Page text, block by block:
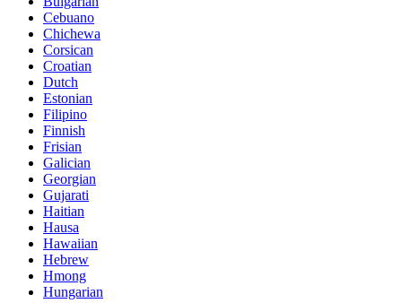
Cebuano
Chichewa
Corsican
Croatian
Dutch
Estonian
Filipino
Finnish
Frisian
Galician
Georgian
Gujarati
Haitian
Hausa
Hawaiian
Hebrew
Hmong
Hungarian